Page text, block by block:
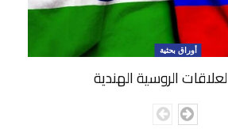
أوراق بحثية
الروسية الهندية